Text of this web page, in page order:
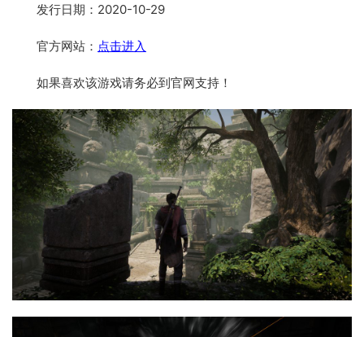
发行日期：2020-10-29
官方网站： 点击进入
如果喜欢该游戏请务必到官网支持！